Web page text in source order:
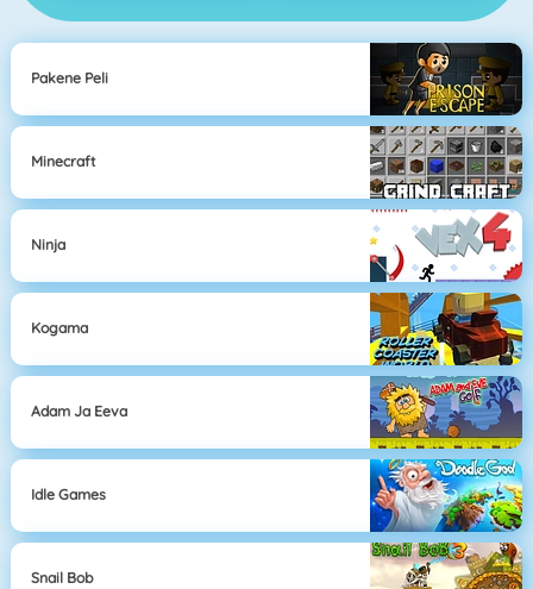
Pakene Peli
Minecraft
Ninja
Kogama
Adam Ja Eeva
Idle Games
Snail Bob